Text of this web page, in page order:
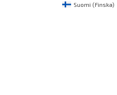
Suomi (Finska)